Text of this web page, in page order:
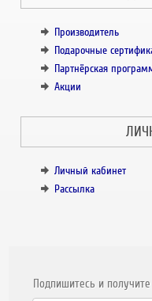
Производитель
Подарочные
Партнёрская
Акции
Личный кабинет
Рассылка
Подпишитесь и